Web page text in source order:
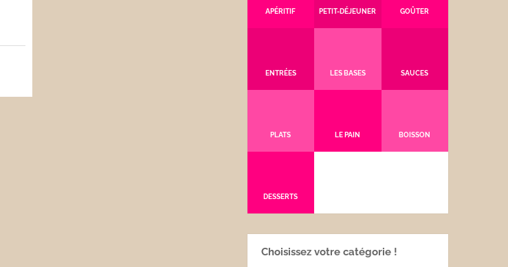
APÉRITIF PETIT-DÉJEUNER GOÛTER
ENTRÉES LES BASES SAUCES
PLATS LE PAIN BOISSON
DESSERTS
Choisissez votre catégorie !